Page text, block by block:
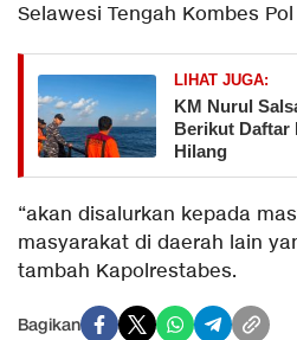
Selawesi Tengah Kombes
LIHAT JUGA:
KM Nurul
Berikut Daftar
Hilang
“akan disalurkan kepada
masyarakat di daerah lain
tambah Kapolrestabes.
Bagikan